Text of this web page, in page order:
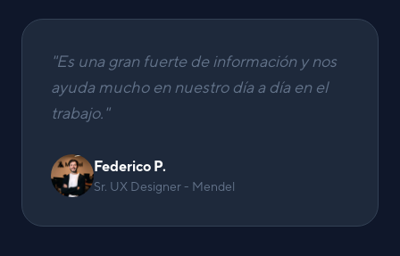
"Es una gran fuerte de información y nos
ayuda mucho en nuestro día a día en el
trabajo."
Federico P.
Sr. UX Designer - Mendel